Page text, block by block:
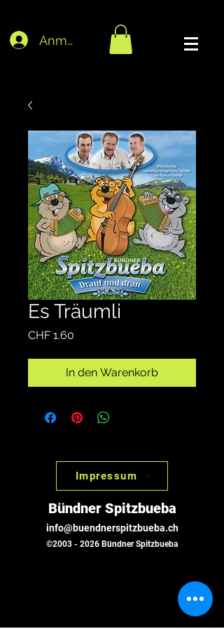
Anmelden
Es Träumli
CHF 1.60
In den Warenkorb
Impressum
Bündner Spitzbueba
info@buendnerspitzbueba.ch
©2003 - 2026 Bündner Spitzbueba